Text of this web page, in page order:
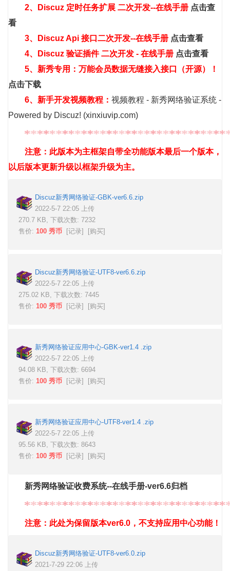
2、
Discuz 定时任务扩展 二次开发--在线手册 点击查
看
3、
Discuz Api 接口二次开发--在线手册 点击查看
4、Discuz 验证插件 二次开发 - 在线手册 点击查看
5、新秀专用：万能会员数据无缝接入接口（开源）！
点击下载
6、新手开发视频教程： 视频教程 - 新秀网络验证系统 -
Powered by Discuz! (xinxiuvip.com)
注意：此版本为主框架自带全功能版本最后一个版本，
以后版本更新升级以框架升级为主。
Discuz新秀网络验证-GBK-ver6.6.zip
2022-5-7 22:05 上传
270.7 KB, 下载次数: 7232
售价: 100 秀币 [记录] [购买]
Discuz新秀网络验证-UTF8-ver6.6.zip
2022-5-7 22:05 上传
275.02 KB, 下载次数: 7445
售价: 100 秀币 [记录] [购买]
新秀网络验证应用中心-GBK-ver1.4 .zip
2022-5-7 22:05 上传
94.08 KB, 下载次数: 6694
售价: 100 秀币 [记录] [购买]
新秀网络验证应用中心-UTF8-ver1.4 .zip
2022-5-7 22:05 上传
95.56 KB, 下载次数: 8643
售价: 100 秀币 [记录] [购买]
新秀网络验证收费系统--在线手册-ver6.6归档
注意：此处为保留版本ver6.0，不支持应用中心功能！
Discuz新秀网络验证-UTF8-ver6.0.zip
2021-7-29 22:06 上传